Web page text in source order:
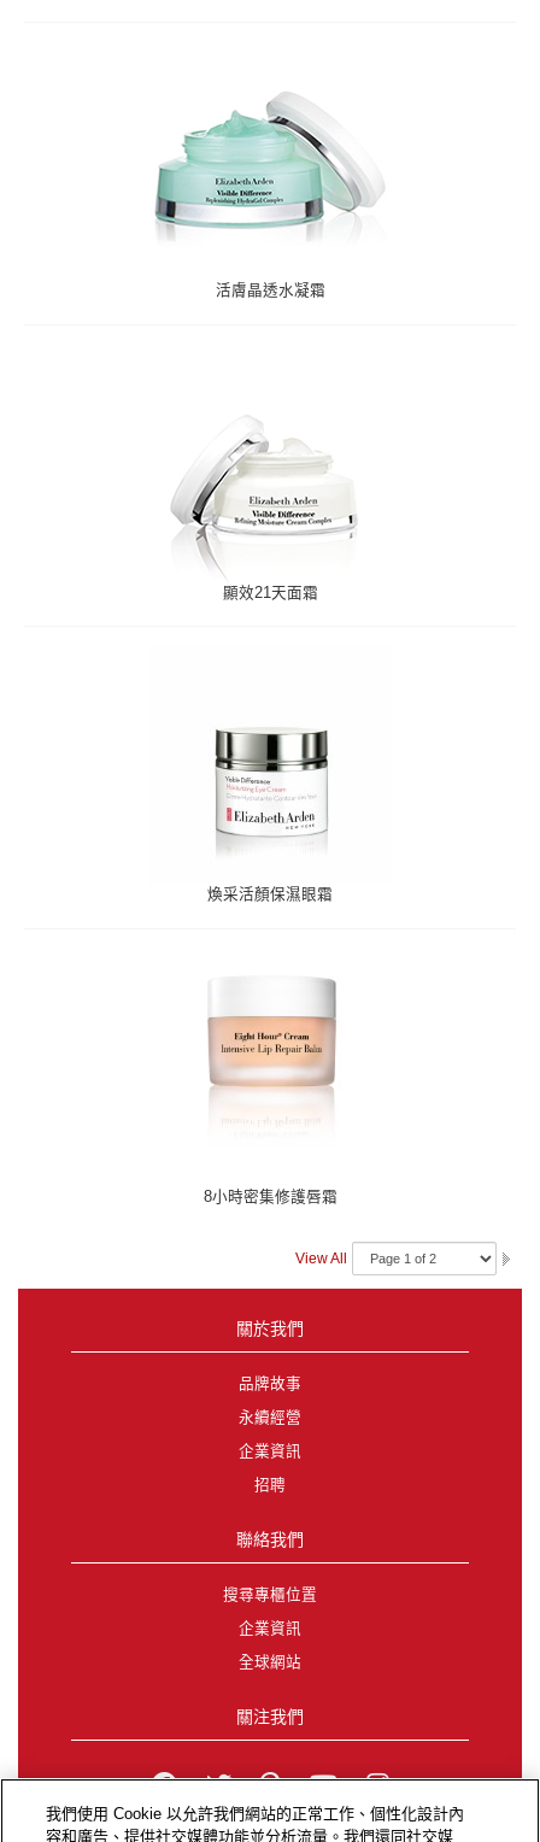
活膚晶透水凝霜
顯效21天面霜
煥采活顏保濕眼霜
8小時密集修護唇霜
View All
關於我們
品牌故事
永續經營
企業資訊
招聘
聯絡我們
搜尋專櫃位置
企業資訊
全球網站
關注我們
我們使用 Cookie 以允許我們網站的正常工作、個性化設計內
容和廣告、提供社交媒體功能並分析流量。我們還同社交媒